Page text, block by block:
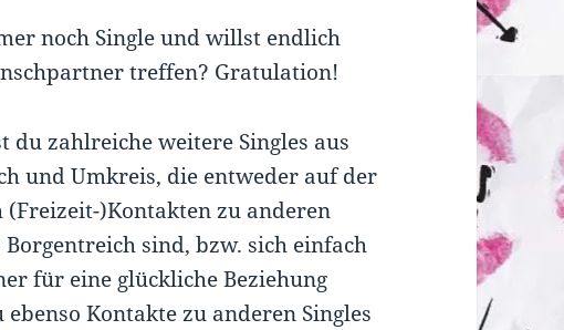
noch Single und willst endlich
treffen? Gratulation!
du zahlreiche weitere Singles aus
und Umkreis, die entweder auf der
(Freizeit-)Kontakten zu anderen
Borgentreich sind, bzw. sich einfach
für eine glückliche Beziehung
Kontakte zu anderen Singles